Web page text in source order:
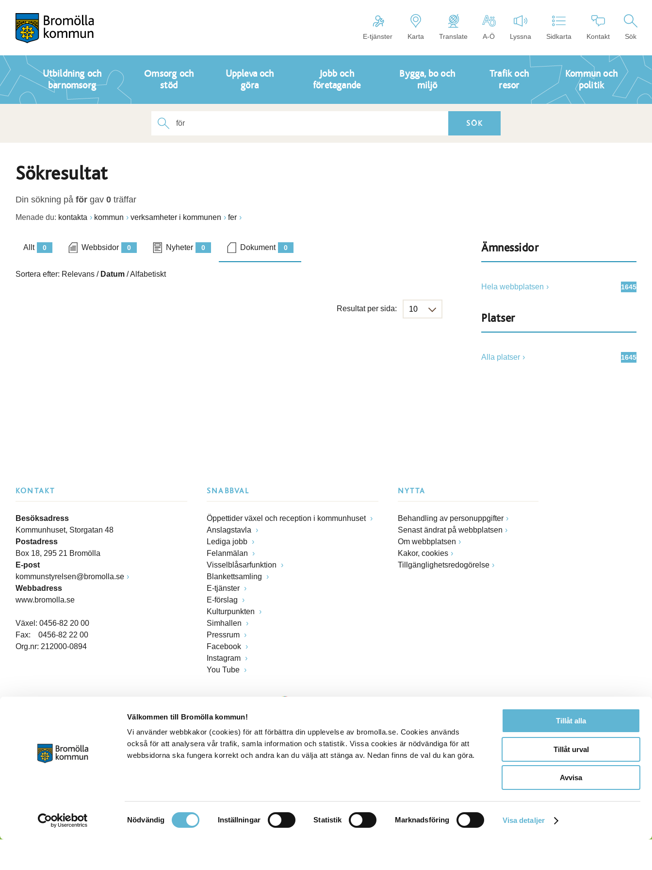
Välkommen till Bromölla kommun!
Vi använder webbkakor (cookies) för att förbättra din upplevelse av bromolla.se. Cookies används
också för att analysera vår trafik, samla information och statistik. Vissa cookies är nödvändiga för att
webbsidorna ska fungera korrekt och andra kan du välja att stänga av. Nedan finns de val du kan göra.
Samtyckesval
Nödvändig Inställningar Statistik Marknadsföring Visa detaljer
Tillåt alla
Tillåt urval
Avvisa
E-tjänster Karta Translate A-Ö Lyssna Sidkarta Kontakt Sök
Utbildning och
barnomsorg
Omsorg och
stöd
Uppleva och
göra
Jobb och
företagande
Bygga, bo och
miljö
Trafik och
resor
Kommun och
politik
Sökresultat
Din sökning på för gav 0 träffar
Menade du: kontakta kommun verksamheter i kommunen fer
0
Allt 0
Webbsidor 0
Nyheter 0
Dokument
Sortera efter: Relevans / Datum /Alfabetiskt
Resultat per sida:
Ämnessidor
1645
Hela webbplatsen
Platser
1645
Alla platser
KONTAKT
Besöksadress
Kommunhuset, Storgatan 48
Postadress
Box 18, 295 21 Bromölla
E-post
kommunstyrelsen@bromolla.se
Webbadress
www.bromolla.se
Växel: 0456-82 20 00
Fax: 0456-82 22 00
Org.nr: 212000-0894
SNABBVAL
Öppettider växel och reception i kommunhuset
Anslagstavla
Lediga jobb
Felanmälan
Visselblåsarfunktion
Blankettsamling
E-tjänster
E-förslag
Kulturpunkten
Simhallen
Pressrum
Facebook
Instagram
You Tube
NYTTA
Behandling av personuppgifter
Senast ändrat på webbplatsen
Om webbplatsen
Kakor, cookies
Tillgänglighetsredogörelse